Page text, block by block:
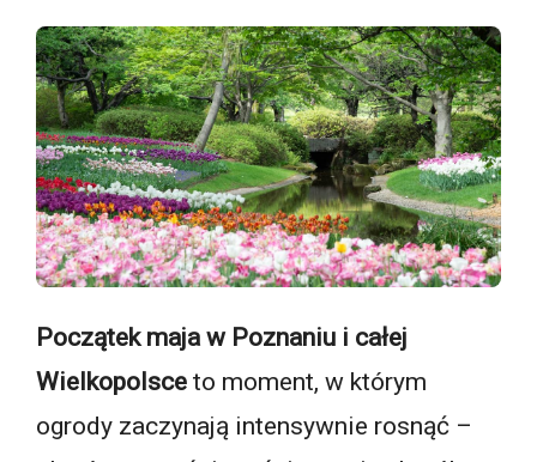
Początek maja w Poznaniu i całej
Wielkopolsce to moment, w którym
ogrody zaczynają intensywnie rosnąć –